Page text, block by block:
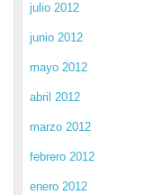
julio 2012
junio 2012
mayo 2012
abril 2012
marzo 2012
febrero 2012
enero 2012